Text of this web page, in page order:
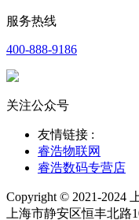
服务热线
400-888-9186
关注公众号
友情链接 :
睿浩物联网
睿浩数码专营店
Copyright © 2021-2024
上海市静安区恒丰北路